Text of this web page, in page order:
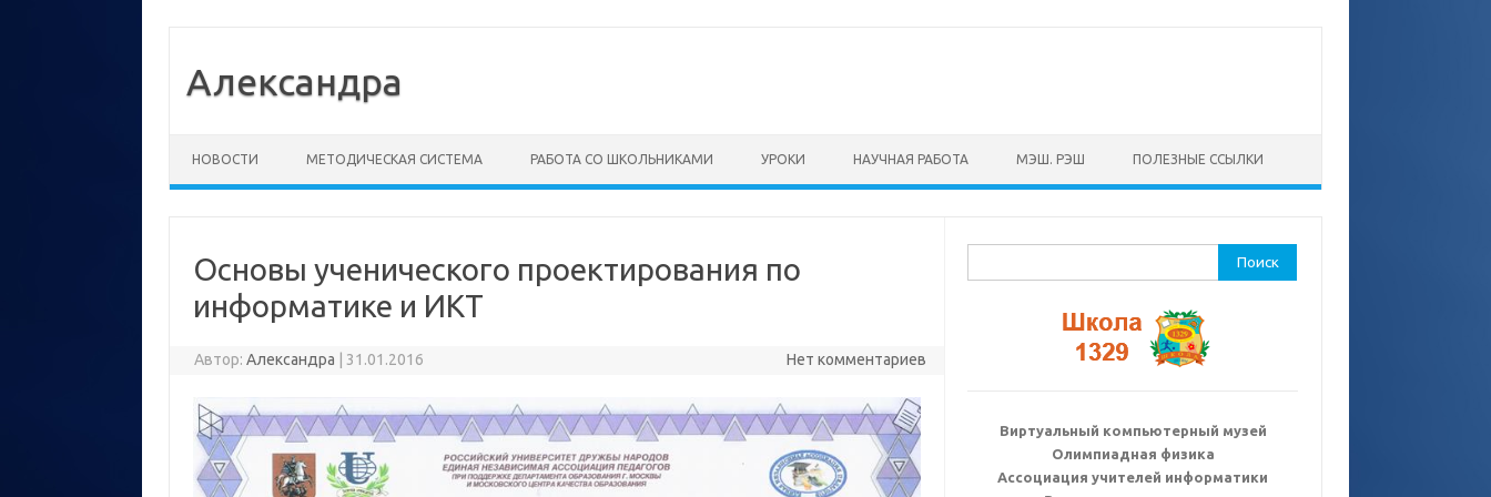
Александра
НОВОСТИ МЕТОДИЧЕСКАЯ СИСТЕМА РАБОТА СО ШКОЛЬНИКАМИ УРОКИ НАУЧНАЯ РАБОТА МЭШ. РЭШ ПОЛЕЗНЫЕ ССЫЛКИ
Основы ученического проектирования по
информатике и ИКТ
Автор:Александра 31.01.2016 Нет комментариев
Виртуальный компьютерный музей
Олимпиадная физика
Ассоциация учителей информатики